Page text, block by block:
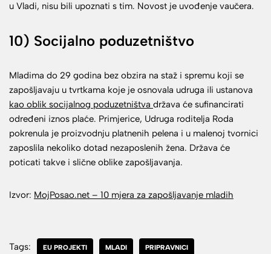
u Vladi, nisu bili upoznati s tim. Novost je uvođenje vaučera.
10) Socijalno poduzetništvo
Mladima do 29 godina bez obzira na staž i spremu koji se
zapošljavaju u tvrtkama koje je osnovala udruga ili ustanova
kao oblik socijalnog poduzetništva država će sufinancirati
određeni iznos plaće. Primjerice, Udruga roditelja Roda
pokrenula je proizvodnju platnenih pelena i u malenoj tvornici
zaposlila nekoliko dotad nezaposlenih žena. Država će
poticati takve i slične oblike zapošljavanja.
Izvor: MojPosao.net – 10 mjera za zapošljavanje mladih
Tags: EU PROJEKTI MLADI PRIPRAVNICI